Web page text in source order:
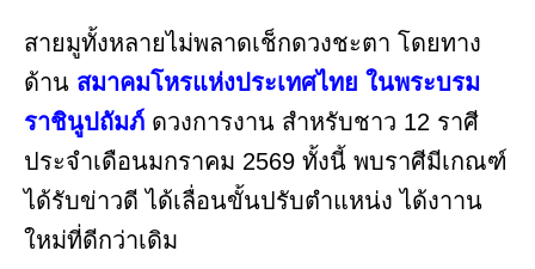
สายมูทั้งหลายไม่พลาดเช็กดวงชะตา โดยทาง
ด้าน สมาคมโหรแห่งประเทศไทย ในพระบรม
ราชินูปถัมภ์ ดวงการงาน สำหรับชาว 12 ราศี
ประจำเดือนมกราคม 2569 ทั้งนี้ พบราศีมีเกณฑ์
ได้รับข่าวดี ได้เลื่อนขั้นปรับตำแหน่ง ได้งาาน
ใหม่ที่ดีกว่าเดิม